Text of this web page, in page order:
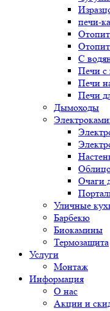
печи-
С
Печи с
Печи
Печи
Дымоходы
Очаги
Уличные
Барбекю
Биокамины
Термозащита
Услуги
Монтаж
Информация
О нас
Акции и